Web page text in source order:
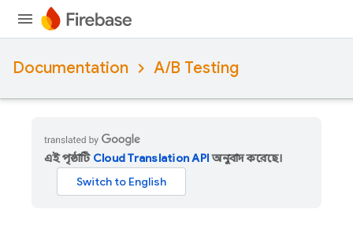
Documentation A/B Testing
এই পৃষ্ঠাটি Cloud Translation APIঅনুবাদ করেছে।